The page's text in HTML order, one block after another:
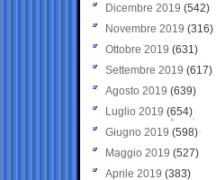
Dicembre 2019 (542)
Novembre 2019 (316)
Ottobre 2019 (631)
Settembre 2019 (617)
Agosto 2019 (639)
Luglio 2019 (654)
Giugno 2019 (598)
Maggio 2019 (527)
Aprile 2019 (383)